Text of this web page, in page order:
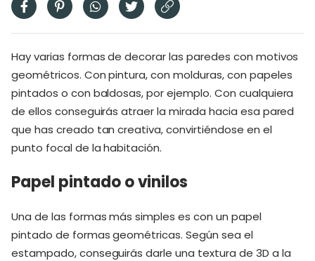
Hay varias formas de decorar las paredes con motivos
geométricos. Con pintura, con molduras, con papeles
pintados o con baldosas, por ejemplo. Con cualquiera
de ellos conseguirás atraer la mirada hacia esa pared
que has creado tan creativa, convirtiéndose en el
punto focal de la habitación.
Papel pintado o vinilos
Una de las formas más simples es con un papel
pintado de formas geométricas. Según sea el
estampado, conseguirás darle una textura de 3D a la